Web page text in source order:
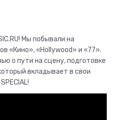
Мы побывали на
«Кино», «Hollywood» и «77».
о пути на сцену, подготовке
вкладывает в свои